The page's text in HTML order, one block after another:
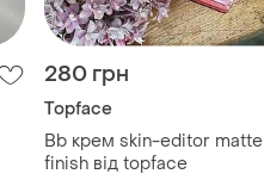
280 грн
Topface
Bb крем skin-editor matte
finish від topface